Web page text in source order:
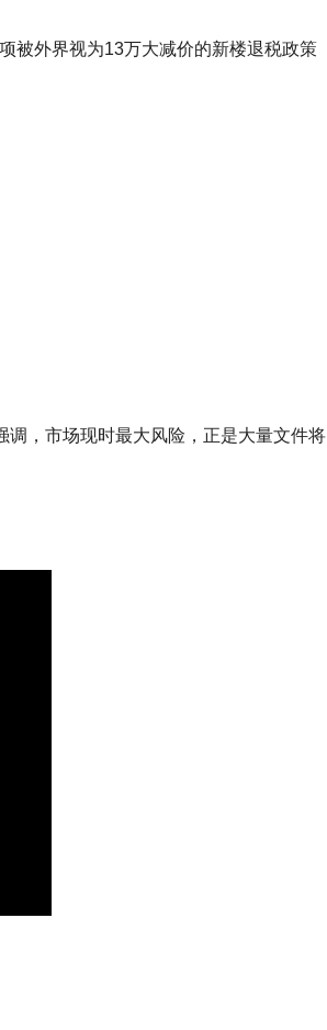
被外界视为13万大减价的新楼退税政策
调，市场现时最大风险，正是大量文件将